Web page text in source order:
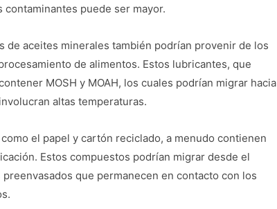
puede ser mayor.
de aceites minerales también podrían provenir de los
de alimentos. Estos lubricantes, que
MOSH y MOAH, los cuales podrían migrar hacia
altas temperaturas.
el papel y cartón reciclado, a menudo contienen
Estos compuestos podrían migrar desde el
que permanecen en contacto con los